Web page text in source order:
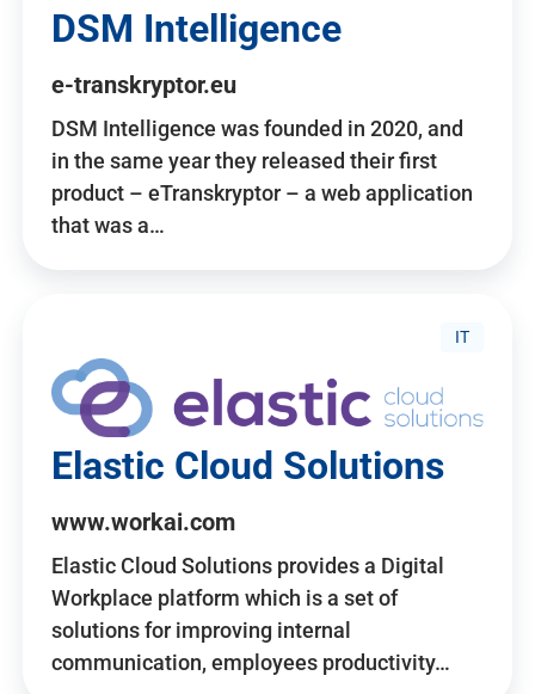
DSM Intelligence
e-transkryptor.eu
DSM Intelligence was founded in 2020, and
in the same year they released their first
product – eTranskryptor – a web application
that was a…
IT
Elastic Cloud Solutions
www.workai.com
Elastic Cloud Solutions provides a Digital
Workplace platform which is a set of
solutions for improving internal
communication, employees productivity…